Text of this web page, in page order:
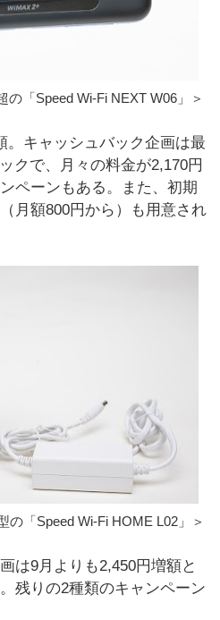
「Speed Wi-Fi NEXT W06」＞
。キャッシュバック企画は最
クで、月々の料金が2,170円
ペーンもある。また、初期
月額800円から）も用意され
「Speed Wi-Fi HOME L02」＞
は9月よりも2,450円増額と
残りの2種類のキャンペーン